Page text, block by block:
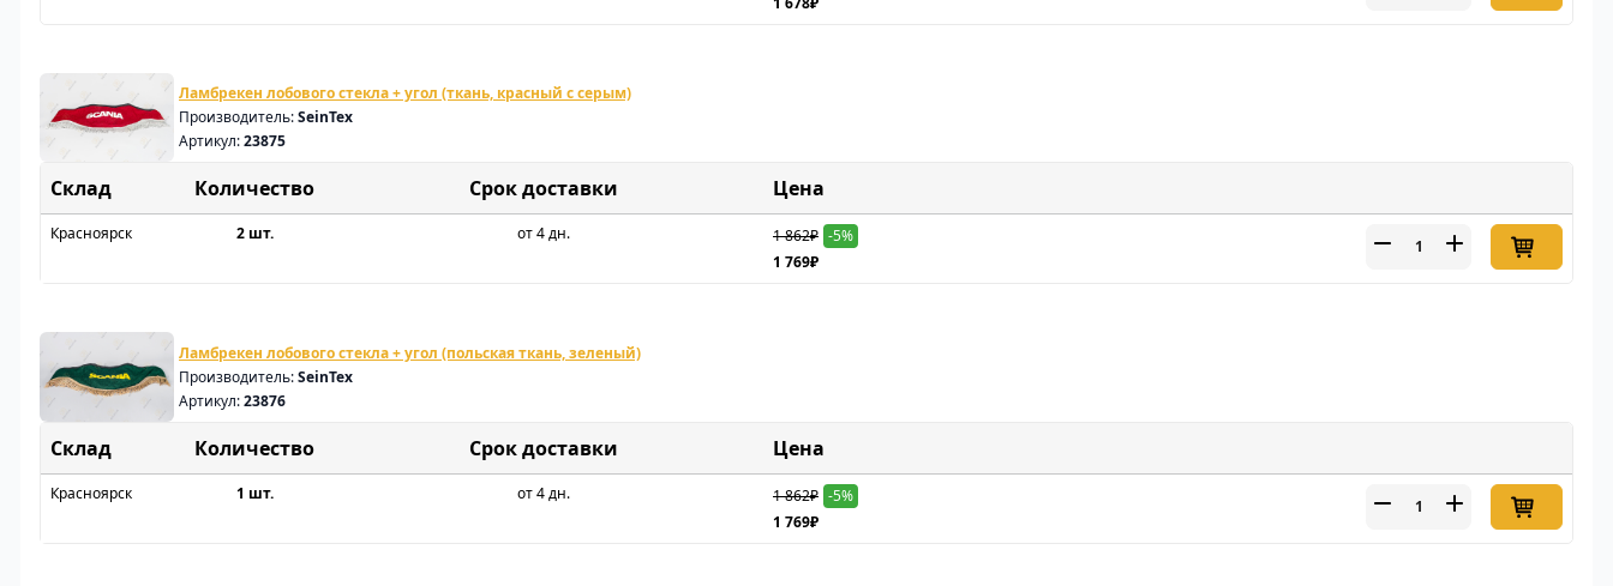
Ламбрекен лобового стекла + угол (ткань, красный с серым)
Производитель:SeinTex
Артикул:23875
Склад Срок доставки Цена
Красноярск 2 шт. от 4 дн. 1 862₽ -5%
1 769₽
Ламбрекен лобового стекла + угол (польская ткань, зеленый)
Производитель:SeinTex
Артикул:23876
Склад Срок доставки Цена
Красноярск 1 шт. от 4 дн. 1 862₽ -5%
1 769₽